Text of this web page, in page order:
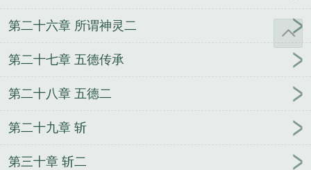
第二十六章 所谓神灵二
第二十七章 五德传承
第二十八章 五德二
第二十九章 斩
第三十章 斩二